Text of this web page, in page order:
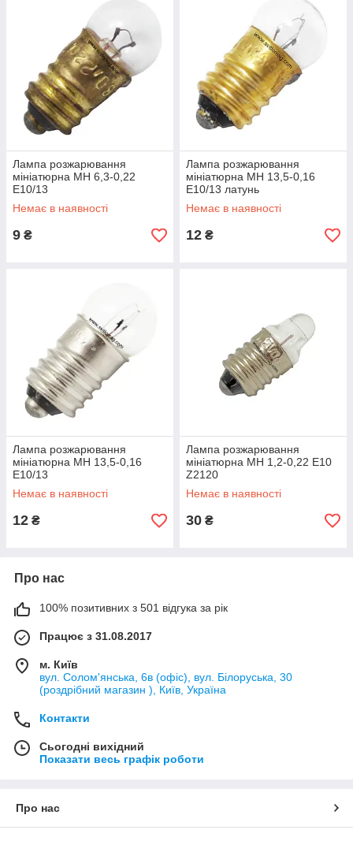
Лампа розжарювання
мініатюрна МН 6,3-0,22
Е10/13
Немає в наявності
9 ₴
Лампа розжарювання
мініатюрна МН 13,5-0,16
Е10/13 латунь
Немає в наявності
12 ₴
Лампа розжарювання
мініатюрна МН 13,5-0,16
Е10/13
Немає в наявності
12 ₴
Лампа розжарювання
мініатюрна МН 1,2-0,22 Е10
Z2120
Немає в наявності
30 ₴
Про нас
100% позитивних з 501 відгука за рік
Працює з 31.08.2017
м. Київ
вул. Солом'янська, 6в (офіс), вул. Білоруська, 30
(роздрібний магазин ), Київ, Україна
Контакти
Сьогодні вихідний
Показати весь графік роботи
Про нас